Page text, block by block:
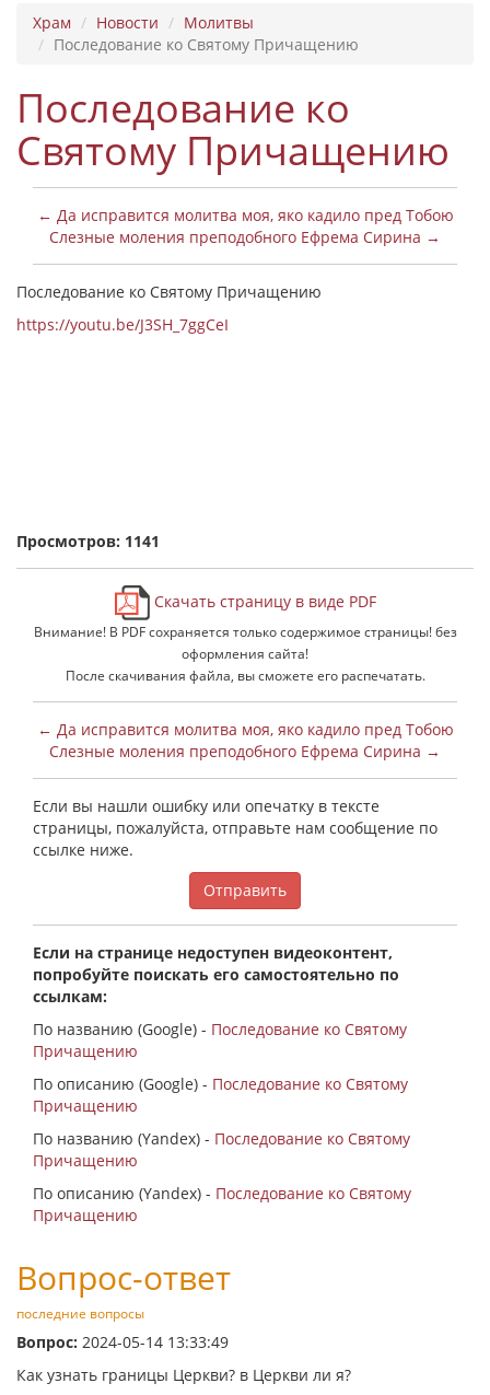
Храм Новости
Молитвы
Последование ко Святому Причащению
Последование ко
Святому Причащению
← Да исправится молитва моя, яко кадило пред Тобою
Слезные моления преподобного Ефрема Сирина →
Последование ко Святому Причащению
https://youtu.be/J3SH_7ggCeI
Просмотров: 1141
Скачать страницу в виде PDF
Внимание! В PDF сохраняется только содержимое страницы! без
оформления сайта!
После скачивания файла, вы сможете его распечатать.
← Да исправится молитва моя, яко кадило пред Тобою
Слезные моления преподобного Ефрема Сирина →
Если вы нашли ошибку или опечатку в тексте
страницы, пожалуйста, отправьте нам сообщение по
ссылке ниже.
Отправить
Если на странице недоступен видеоконтент,
попробуйте поискать его самостоятельно по
ссылкам:
По названию (Google) - Последование ко Святому
Причащению
По описанию (Google) - Последование ко Святому
Причащению
По названию (Yandex) - Последование ко Святому
Причащению
По описанию (Yandex) - Последование ко Святому
Причащению
Вопрос-ответ
последние вопросы
Вопрос: 2024-05-14 13:33:49
Как узнать границы Церкви? в Церкви ли я?